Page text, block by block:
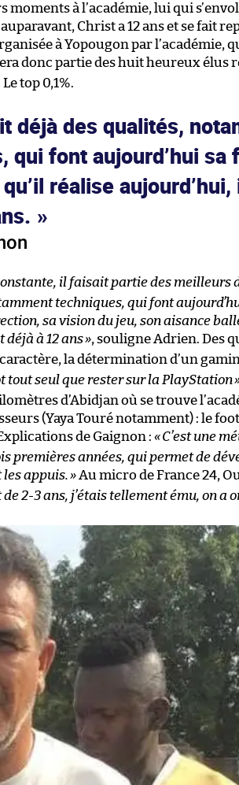
à l’académie, lui qui
Christ a 12 ans et se fait
à Yopougon par l’académie,
donc partie des huit heureux élus
top 0,1%.
déjà des qualités,
qui font aujourd’hui sa
réalise
il faisait partie des meilleurs
techniques, qui font
sa vision du jeu, son aisance
déjà à 12 ans», souligne Adrien. Des
la détermination d’un
tout seul que rester sur la PlayStation
d’Abidjan où se trouve
(Yaya Touré notamment) : le
de Gaignon : «C’est une
premières années, qui permet de
les appuis.»Au micro de France 24,
2-3 ans, j’étais tellement ému, on a